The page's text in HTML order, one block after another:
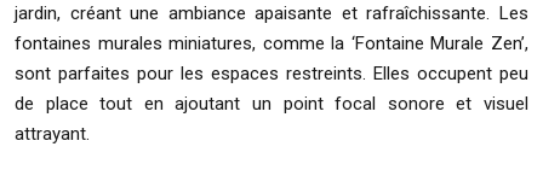
jardin, créant une ambiance apaisante et rafraîchissante. Les
fontaines murales miniatures, comme la ‘Fontaine Murale Zen’,
sont parfaites pour les espaces restreints. Elles occupent peu
de place tout en ajoutant un point focal sonore et visuel
attrayant.